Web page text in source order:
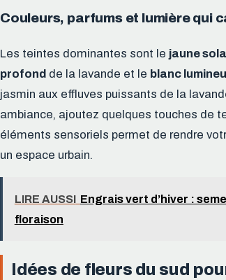
Couleurs, parfums et lumière qui
Les teintes dominantes sont le jaune
profond de la lavande et le blanc
jasmin aux effluves puissants de la
ambiance, ajoutez quelques touches de
éléments sensoriels permet de rendre
un espace urbain.
LIRE AUSSI Engrais vert d’hiver :
floraison
Idées de fleurs du sud